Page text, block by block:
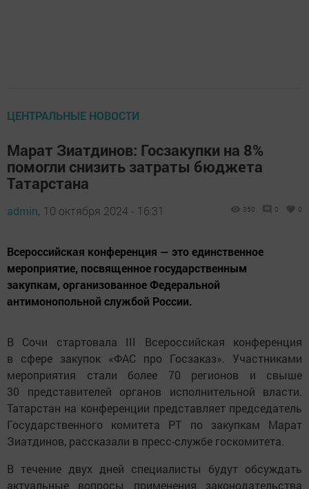
ЦЕНТРАЛЬНЫЕ НОВОСТИ
Марат Зиатдинов: Госзакупки на 8%
помогли снизить затраты бюджета
Татарстана
admin, 10 октября 2024 - 16:31 350 0 0
Всероссийская конференция — это единственное
мероприятие, посвященное государственным
закупкам, организованное Федеральной
антимонопольной службой России.
В Сочи стартовала III Всероссийская конференция
в сфере закупок «ФАС про Госзаказ». Участниками
мероприятия стали более 70 регионов и свыше
30 представителей органов исполнительной власти.
Татарстан на конференции представляет председатель
Государственного комитета РТ по закупкам Марат
Зиатдинов, рассказали в пресс-службе госкомитета.
В течение двух дней специалисты будут обсуждать
актуальные вопросы применения законодательства